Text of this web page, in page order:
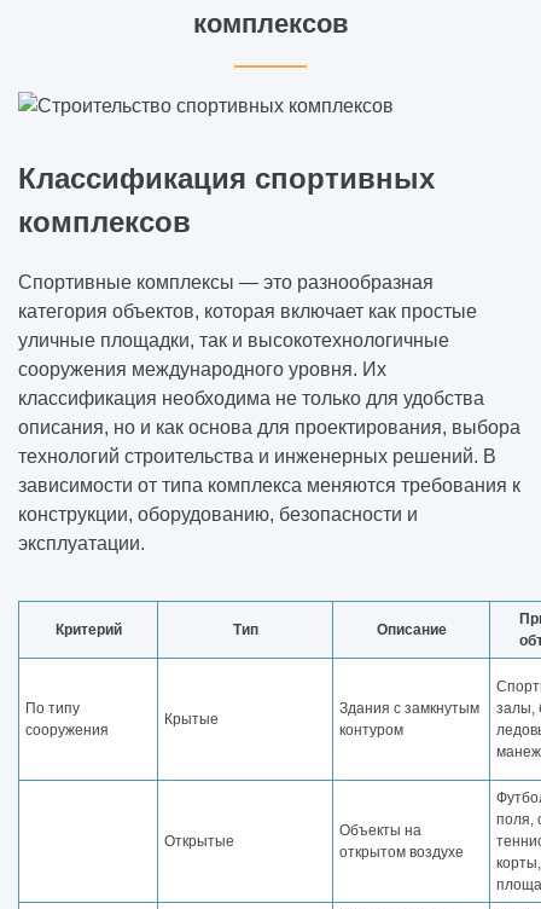
комплексов
Классификация спортивных
комплексов
Спортивные комплексы — это разнообразная
категория объектов, которая включает как простые
уличные площадки, так и высокотехнологичные
сооружения международного уровня. Их
классификация необходима не только для удобства
описания, но и как основа для проектирования, выбора
технологий строительства и инженерных решений. В
зависимости от типа комплекса меняются требования к
конструкции, оборудованию, безопасности и
эксплуатации.
Критерий Тип Описание
По типу
сооружения
Крытые
Здания с замкнутым
контуром
залы,
Открытые
Объекты на
открытом воздухе
поля,